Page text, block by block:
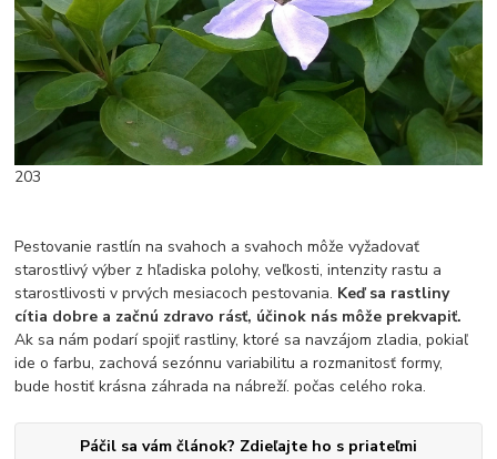
203
Pestovanie rastlín na svahoch a svahoch môže vyžadovať
starostlivý výber z hľadiska polohy, veľkosti, intenzity rastu a
starostlivosti v prvých mesiacoch pestovania. Keď sa rastliny
cítia dobre a začnú zdravo rásť, účinok nás môže prekvapiť.
Ak sa nám podarí spojiť rastliny, ktoré sa navzájom zladia, pokiaľ
ide o farbu, zachová sezónnu variabilitu a rozmanitosť formy,
bude hostiť krásna záhrada na nábreží. počas celého roka.
Páčil sa vám článok? Zdieľajte ho s priateľmi